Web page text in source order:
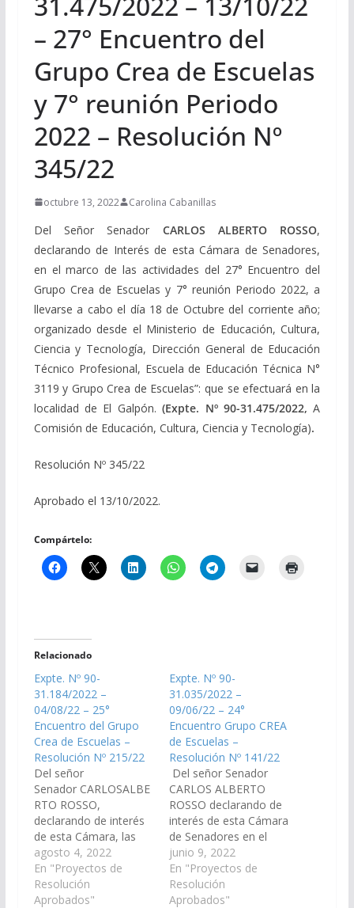
– 27° Encuentro del
Grupo Crea de Escuelas
y 7° reunión Periodo
2022 – Resolución Nº
345/22
octubre 13, 2022 Carolina Cabanillas
Del Señor Senador CARLOS ALBERTO ROSSO,
declarando de Interés de esta Cámara de Senadores,
en el marco de las actividades del 27° Encuentro del
Grupo Crea de Escuelas y 7° reunión Periodo 2022, a
llevarse a cabo el día 18 de Octubre del corriente año;
organizado desde el Ministerio de Educación, Cultura,
Ciencia y Tecnología, Dirección General de Educación
Técnico Profesional, Escuela de Educación Técnica N°
3119 y Grupo Crea de Escuelas”: que se efectuará en la
localidad de El Galpón.(Expte. Nº 90-31.475/2022,A
Comisión de Educación, Cultura, Ciencia y Tecnología).
Resolución Nº 345/22
Aprobado el 13/10/2022.
Compártelo:
Relacionado
Expte. Nº 90-
31.184/2022 –
04/08/22 – 25°
Encuentro del Grupo
Crea de Escuelas –
Resolución Nº 215/22
Del señor
Senador CARLOSALBE
RTO ROSSO,
declarando de interés
de esta Cámara, las
actividades a llevarse a
cabo en el marco del
25° Encuentro del
Grupo Crea de
agosto 4, 2022
En "Proyectos de
Resolución
Aprobados"
Expte. Nº 90-
31.035/2022 –
09/06/22 – 24°
Encuentro Grupo CREA
de Escuelas –
Resolución Nº 141/22
Del señor Senador
CARLOS ALBERTO
ROSSO declarando de
interés de esta Cámara
de Senadores en el
marco de las
actividades previstas
en la 4° Reunión 2022,
a llevarse a cabo el día
junio 9, 2022
En "Proyectos de
Resolución
Aprobados"